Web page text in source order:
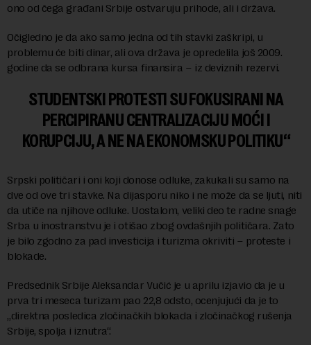
ono od čega građani Srbije ostvaruju prihode, ali i država.
Očigledno je da ako samo jedna od tih stavki zaškripi, u
problemu će biti dinar, ali ova država je opredelila još 2009.
godine da se odbrana kursa finansira – iz deviznih rezervi.
STUDENTSKI PROTESTI SU FOKUSIRANI NA
PERCIPIRANU CENTRALIZACIJU MOĆI I
KORUPCIJU, A NE NA EKONOMSKU POLITIKU
Srpski političari i oni koji donose odluke, zakukali su samo na
dve od ove tri stavke. Na dijasporu niko i ne može da se ljuti, niti
da utiče na njihove odluke. Uostalom, veliki deo te radne snage
Srba u inostranstvu je i otišao zbog ovdašnjih političara. Zato
je bilo zgodno za pad investicija i turizma okriviti – proteste i
blokade.
Predsednik Srbije Aleksandar Vučić je u aprilu izjavio da je u
prva tri meseca turizam pao 22,8 odsto, ocenjujući da je to
„direktna posledica zločinačkih blokada i zločinačkog rušenja
Srbije, spolja i iznutra“.